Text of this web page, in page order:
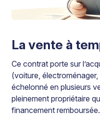
La vente à
Ce contrat porte sur
(voiture,
échelonné en plusieurs
pleinement propriétaire
financement remboursée.